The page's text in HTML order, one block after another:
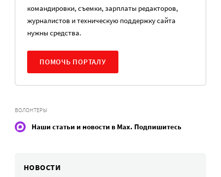
командировки, съемки, зарплаты редакторов,
журналистов и техническую поддержку сайта
нужны средства.
ПОМОЧЬ ПОРТАЛУ
ВОЛОНТЕРЫ
Наши статьи и новости в Max. Подпишитесь
НОВОСТИ